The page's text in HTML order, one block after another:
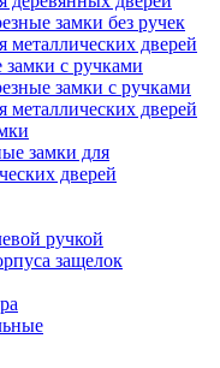
замки без ручек
металлических дверей
замки с ручками
замки с ручками
металлических дверей
замки для
дверей
ручкой
защелок